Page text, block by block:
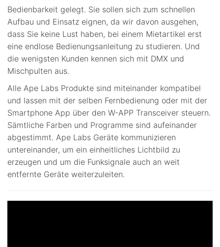
Bedienbarkeit gelegt. Sie sollen sich zum schnellen
Aufbau und Einsatz eignen, da wir davon ausgehen,
dass Sie keine Lust haben, bei einem Mietartikel erst
eine endlose Bedienungsanleitung zu studieren. Und
die wenigsten Kunden kennen sich mit DMX und
Mischpulten aus.
Alle Ape Labs Produkte sind miteinander kompatibel
und lassen mit der selben Fernbedienung oder mit der
Smartphone App über den W-APP Transceiver steuern.
Sämtliche Farben und Programme sind aufeinander
abgestimmt. Ape Labs Geräte kommunizieren
untereinander, um ein einheitliches Lichtbild zu
erzeugen und um die Funksignale auch an weit
entfernte Geräte weiterzuleiten.